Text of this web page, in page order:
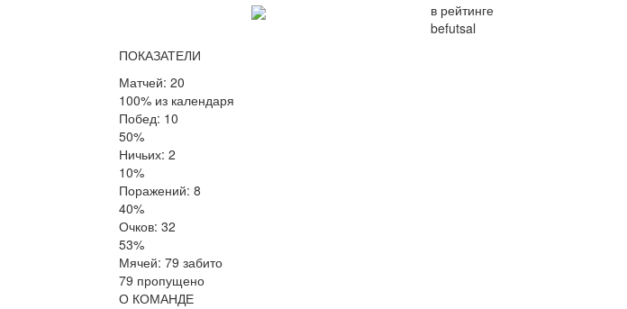
в рейтинге
befutsal
ПОКАЗАТЕЛИ
Матчей: 20
100% из календаря
Побед: 10
50%
Ничьих: 2
10%
Поражений: 8
40%
Очков: 32
53%
Мячей: 79 забито
79 пропущено
О КОМАНДЕ